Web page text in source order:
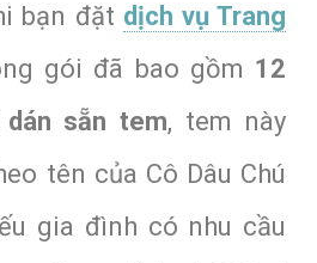
bạn đặt dịch vụ Trang
gói đã bao gồm 12
sẵn tem, tem này
tên của Cô Dâu Chú
gia đình có nhu cầu